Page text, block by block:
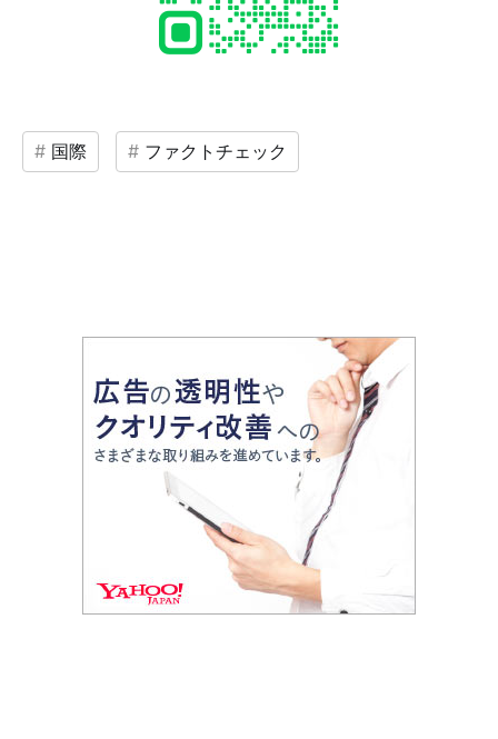
国際 ファクトチェック